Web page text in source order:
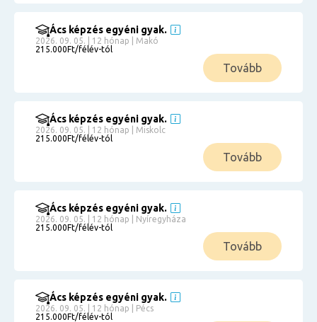
Ács képzés egyéni gyak.
2026. 09. 05. | 12 hónap | Makó
215.000Ft/félév-tól
Tovább
Ács képzés egyéni gyak.
2026. 09. 05. | 12 hónap | Miskolc
215.000Ft/félév-tól
Tovább
Ács képzés egyéni gyak.
2026. 09. 05. | 12 hónap | Nyíregyháza
215.000Ft/félév-tól
Tovább
Ács képzés egyéni gyak.
2026. 09. 05. | 12 hónap | Pécs
215.000Ft/félév-tól